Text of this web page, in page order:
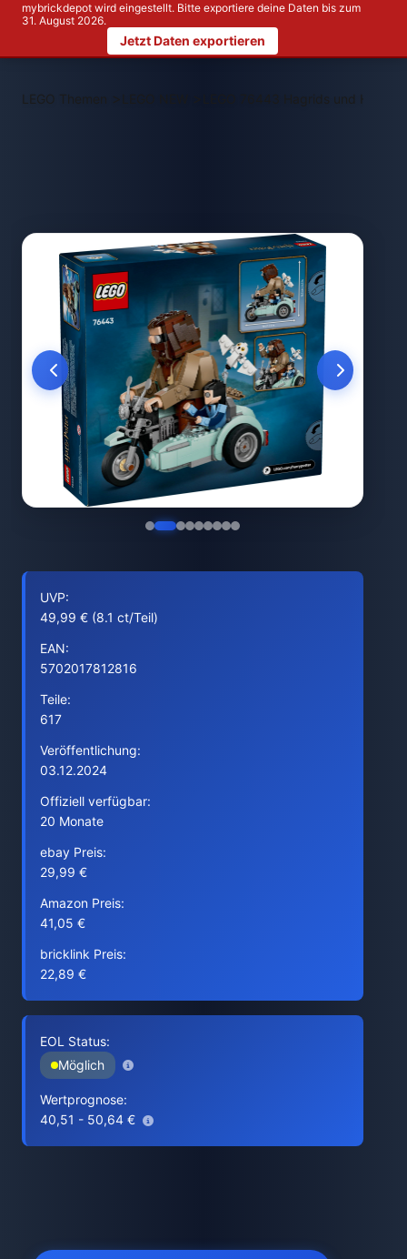
mybrickdepot wird eingestellt. Bitte exportiere deine Daten bis zum
31. August 2026.
Jetzt Daten exportieren
LEGO Themen > LEGO 76443 Hagrids und Harrys
UVP:
49,99 € (8.1 ct/Teil)
EAN:
5702017812816
Teile:
617
Veröffentlichung:
03.12.2024
Offiziell verfügbar:
20 Monate
ebay Preis:
29,99 €
Amazon Preis:
41,05 €
bricklink Preis:
22,89 €
EOL Status:
Möglich
Wertprognose:
40,51 - 50,64 €